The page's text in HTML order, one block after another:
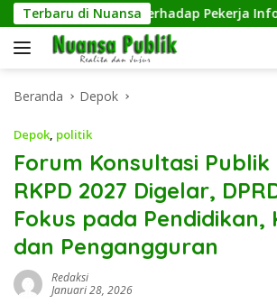
Langsung
ke
konten
Terbaru di Nuansa
Kepedulian terhadap Pekerja Informal
Beranda Depok
Depok, politik
Forum Konsultasi Publik
RKPD 2027 Digelar,
Fokus pada Pendidikan,
dan Pengangguran
Redaksi
Januari 28, 2026